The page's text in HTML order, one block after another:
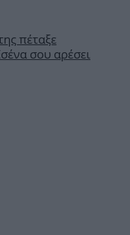
πέταξε
σου αρέσει